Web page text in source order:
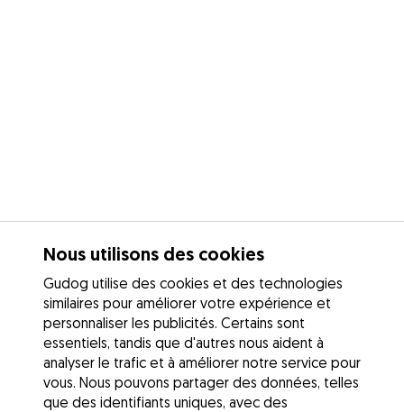
Nous utilisons des cookies
Gudog utilise des cookies et des technologies
similaires pour améliorer votre expérience et
personnaliser les publicités. Certains sont
essentiels, tandis que d'autres nous aident à
analyser le trafic et à améliorer notre service pour
vous. Nous pouvons partager des données, telles
que des identifiants uniques, avec des